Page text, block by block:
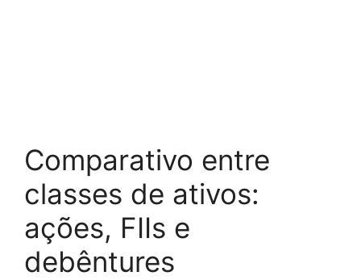
Comparativo entre
classes de ativos:
ações, FIIs e
debêntures